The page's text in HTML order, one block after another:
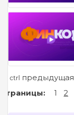
ctrl предыдущая
Страницы: 1 2